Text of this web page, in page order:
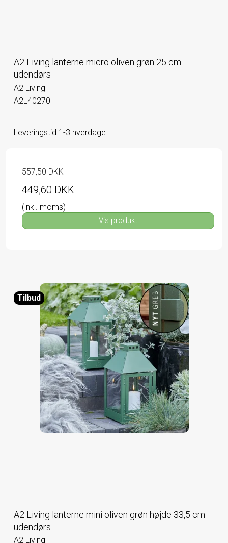
A2 Living lanterne micro oliven grøn 25 cm
udendørs
A2 Living
A2L40270
Leveringstid 1-3 hverdage
557,50 DKK
449,60 DKK
(inkl. moms)
Vis produkt
Tilbud
A2 Living lanterne mini oliven grøn højde 33,5 cm
udendørs
A2 Living